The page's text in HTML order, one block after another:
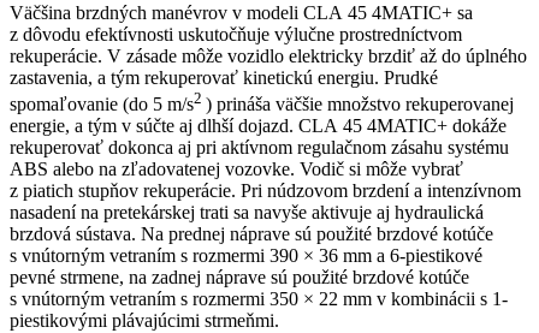
Väčšina brzdných manévrov v modeli CLA 45 4MATIC+ sa
z dôvodu efektívnosti uskutočňuje výlučne prostredníctvom
rekuperácie. V zásade môže vozidlo elektricky brzdiť až do úplného
zastavenia, a tým rekuperovať kinetickú energiu. Prudké
spomaľovanie (do 5 m/s2 ) prináša väčšie množstvo rekuperovanej
energie, a tým v súčte aj dlhší dojazd. CLA 45 4MATIC+ dokáže
rekuperovať dokonca aj pri aktívnom regulačnom zásahu systému
ABS alebo na zľadovatenej vozovke. Vodič si môže vybrať
z piatich stupňov rekuperácie. Pri núdzovom brzdení a intenzívnom
nasadení na pretekárskej trati sa navyše aktivuje aj hydraulická
brzdová sústava. Na prednej náprave sú použité brzdové kotúče
s vnútorným vetraním s rozmermi 390 × 36 mm a 6-piestikové
pevné strmene, na zadnej náprave sú použité brzdové kotúče
s vnútorným vetraním s rozmermi 350 × 22 mm v kombinácii s 1-
piestikovými plávajúcimi strmeňmi.